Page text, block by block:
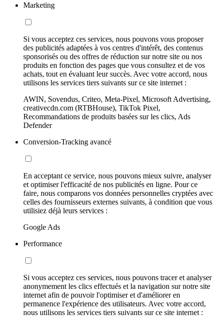
Marketing
Si vous acceptez ces services, nous pouvons vous proposer
des publicités adaptées à vos centres d'intérêt, des contenus
sponsorisés ou des offres de réduction sur notre site ou nos
produits en fonction des pages que vous consultez et de vos
achats, tout en évaluant leur succès. Avec votre accord, nous
utilisons les services tiers suivants sur ce site internet :
AWIN, Sovendus, Criteo, Meta-Pixel, Microsoft Advertising,
creativecdn.com (RTBHouse), TikTok Pixel,
Recommandations de produits basées sur les clics, Ads
Defender
Conversion-Tracking avancé
En acceptant ce service, nous pouvons mieux suivre, analyser
et optimiser l'efficacité de nos publicités en ligne. Pour ce
faire, nous comparons vos données personnelles cryptées avec
celles des fournisseurs externes suivants, à condition que vous
utilisiez déjà leurs services :
Google Ads
Performance
Si vous acceptez ces services, nous pouvons tracer et analyser
anonymement les clics effectués et la navigation sur notre site
internet afin de pouvoir l'optimiser et d'améliorer en
permanence l'expérience des utilisateurs. Avec votre accord,
nous utilisons les services tiers suivants sur ce site internet :